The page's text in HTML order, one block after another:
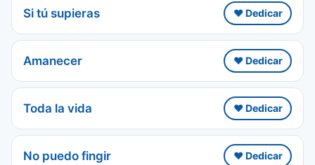
Si tú supieras ❤️ Dedicar
Amanecer ❤️ Dedicar
Toda la vida ❤️ Dedicar
No puedo fingir ❤️ Dedicar